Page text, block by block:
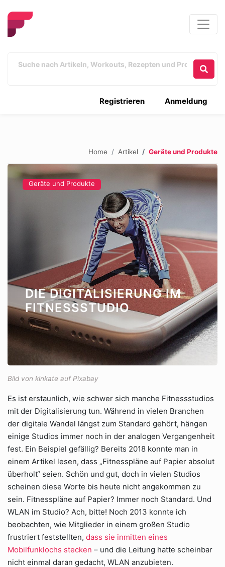
Anmeldung
Registrieren
Home Artikel Geräte und Produkte
Geräte und Produkte
DIE DIGITALISIERUNG IM
FITNESSSTUDIO
Bild von kinkate auf Pixabay
Es ist erstaunlich, wie schwer sich manche Fitnessstudios
mit der Digitalisierung tun. Während in vielen Branchen
der digitale Wandel längst zum Standard gehört, hängen
einige Studios immer noch in der analogen Vergangenheit
fest. Ein Beispiel gefällig? Bereits 2018 konnte man in
einem Artikel lesen, dass „Fitnesspläne auf Papier absolut
überholt“ seien. Schön und gut, doch in vielen Studios
scheinen diese Worte bis heute nicht angekommen zu
sein. Fitnesspläne auf Papier? Immer noch Standard. Und
WLAN im Studio? Ach, bitte! Noch 2013 konnte ich
beobachten, wie Mitglieder in einem großen Studio
frustriert feststellten, dass sie inmitten eines
Mobilfunklochs stecken – und die Leitung hatte scheinbar
nicht einmal daran gedacht, WLAN anzubieten.